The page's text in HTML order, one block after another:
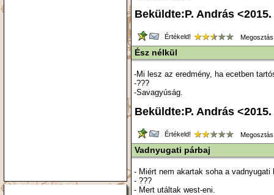
Beküldte:P. András
Értékeld!
Ész nélkül
-Mi lesz az eredmény, ha ecetben
-???
-Savagyúság.
Beküldte:P. András
Értékeld!
Vadnyugati párbaj
- Miért nem akartak soha a vadnyugati
- ???
- Mert utáltak west-eni.